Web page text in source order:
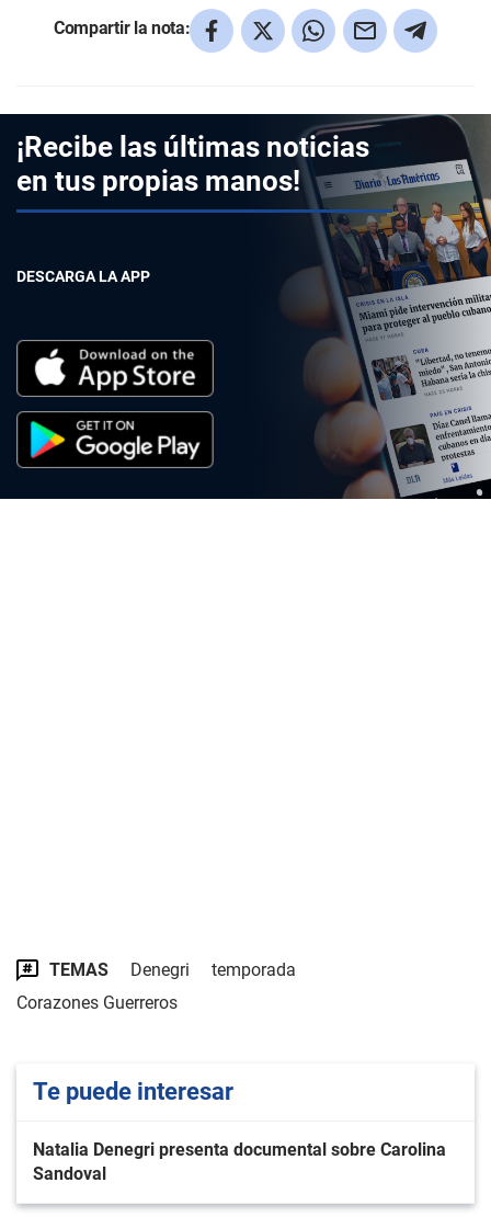
Compartir la nota:
¡Recibe las últimas noticias
en tus propias manos!
DESCARGA LA APP
TEMAS Denegri
temporada
Corazones Guerreros
Te puede interesar
Natalia Denegri presenta documental sobre Carolina
Sandoval